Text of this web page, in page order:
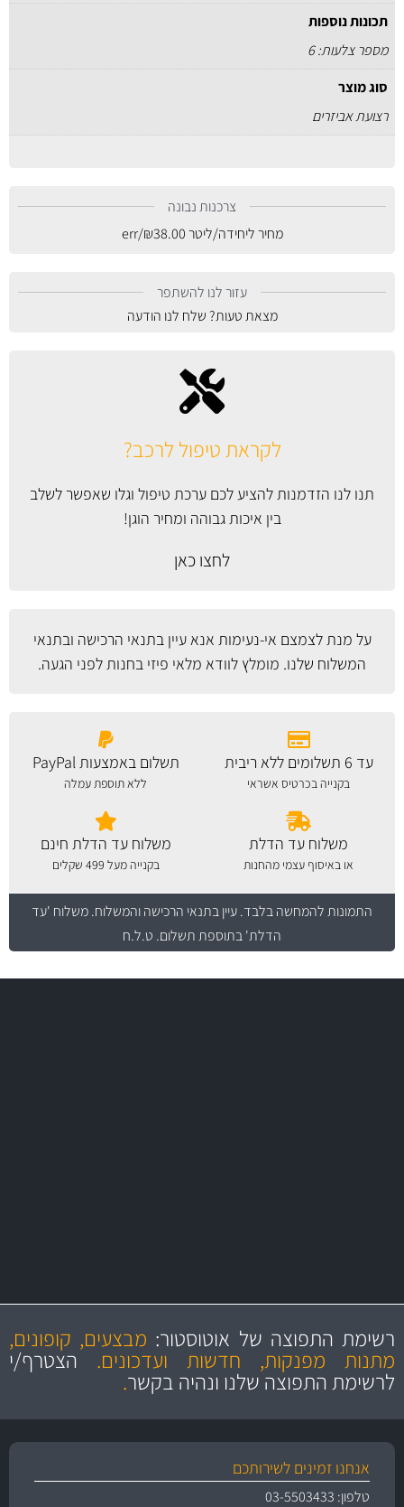
לקראת טיפול לרכב?
תנו לנו הזדמנות להציע לכם ערכת טיפול וגלו שאפשר לשלב
בין איכות גבוהה ומחיר הוגן!
לחצו כאן
על מנת לצמצם אי-נעימות אנא עייןבתנאי הרכישה ובתנאי
המשלוח שלנו. מומלץ לוודא מלאי פיזי בחנות לפני הגעה.
תכונות נוספות
מספר צלעות: 6
סוג מוצר
רצועת אביזרים
צרכנות נבונה
מחיר ליחידה/ליטר
₪38.00
/err
עזור לנו להשתפר
מצאת טעות? שלח לנו הודעה
עד 6 תשלומים ללא ריבית
בקנייה בכרטיס אשראי
תשלום באמצעות PayPal
ללא תוספת עמלה
משלוח עד הדלת
או באיסוף עצמי מהחנות
משלוח עד הדלת חינם
בקנייה מעל 499 שקלים
התמונות להמחשה בלבד.עיין בתנאי הרכישה והמשלוח. משלוח 'עד
הדלת' בתוספת תשלום. ט.ל.ח
מקצועיות
ושירות מצויין
מחירים
הוגנים
והיצע מוצרים איכותירשימת התפוצה של אוטוסטור: מבצעים, קופונים,
מתנות מפנקות, חדשות ועדכונים.הצטרף/י
לרשימת התפוצה שלנו ונהיה בקשר.
אנחנו זמינים לשירותכם
טלפון: 03-5503433